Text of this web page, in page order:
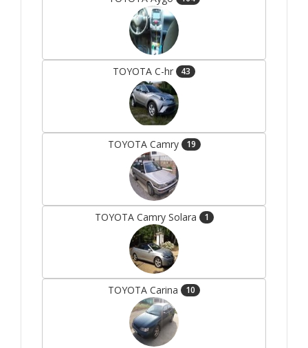
TOYOTA C-hr 43
TOYOTA Camry 19
TOYOTA Camry Solara 1
TOYOTA Carina 10